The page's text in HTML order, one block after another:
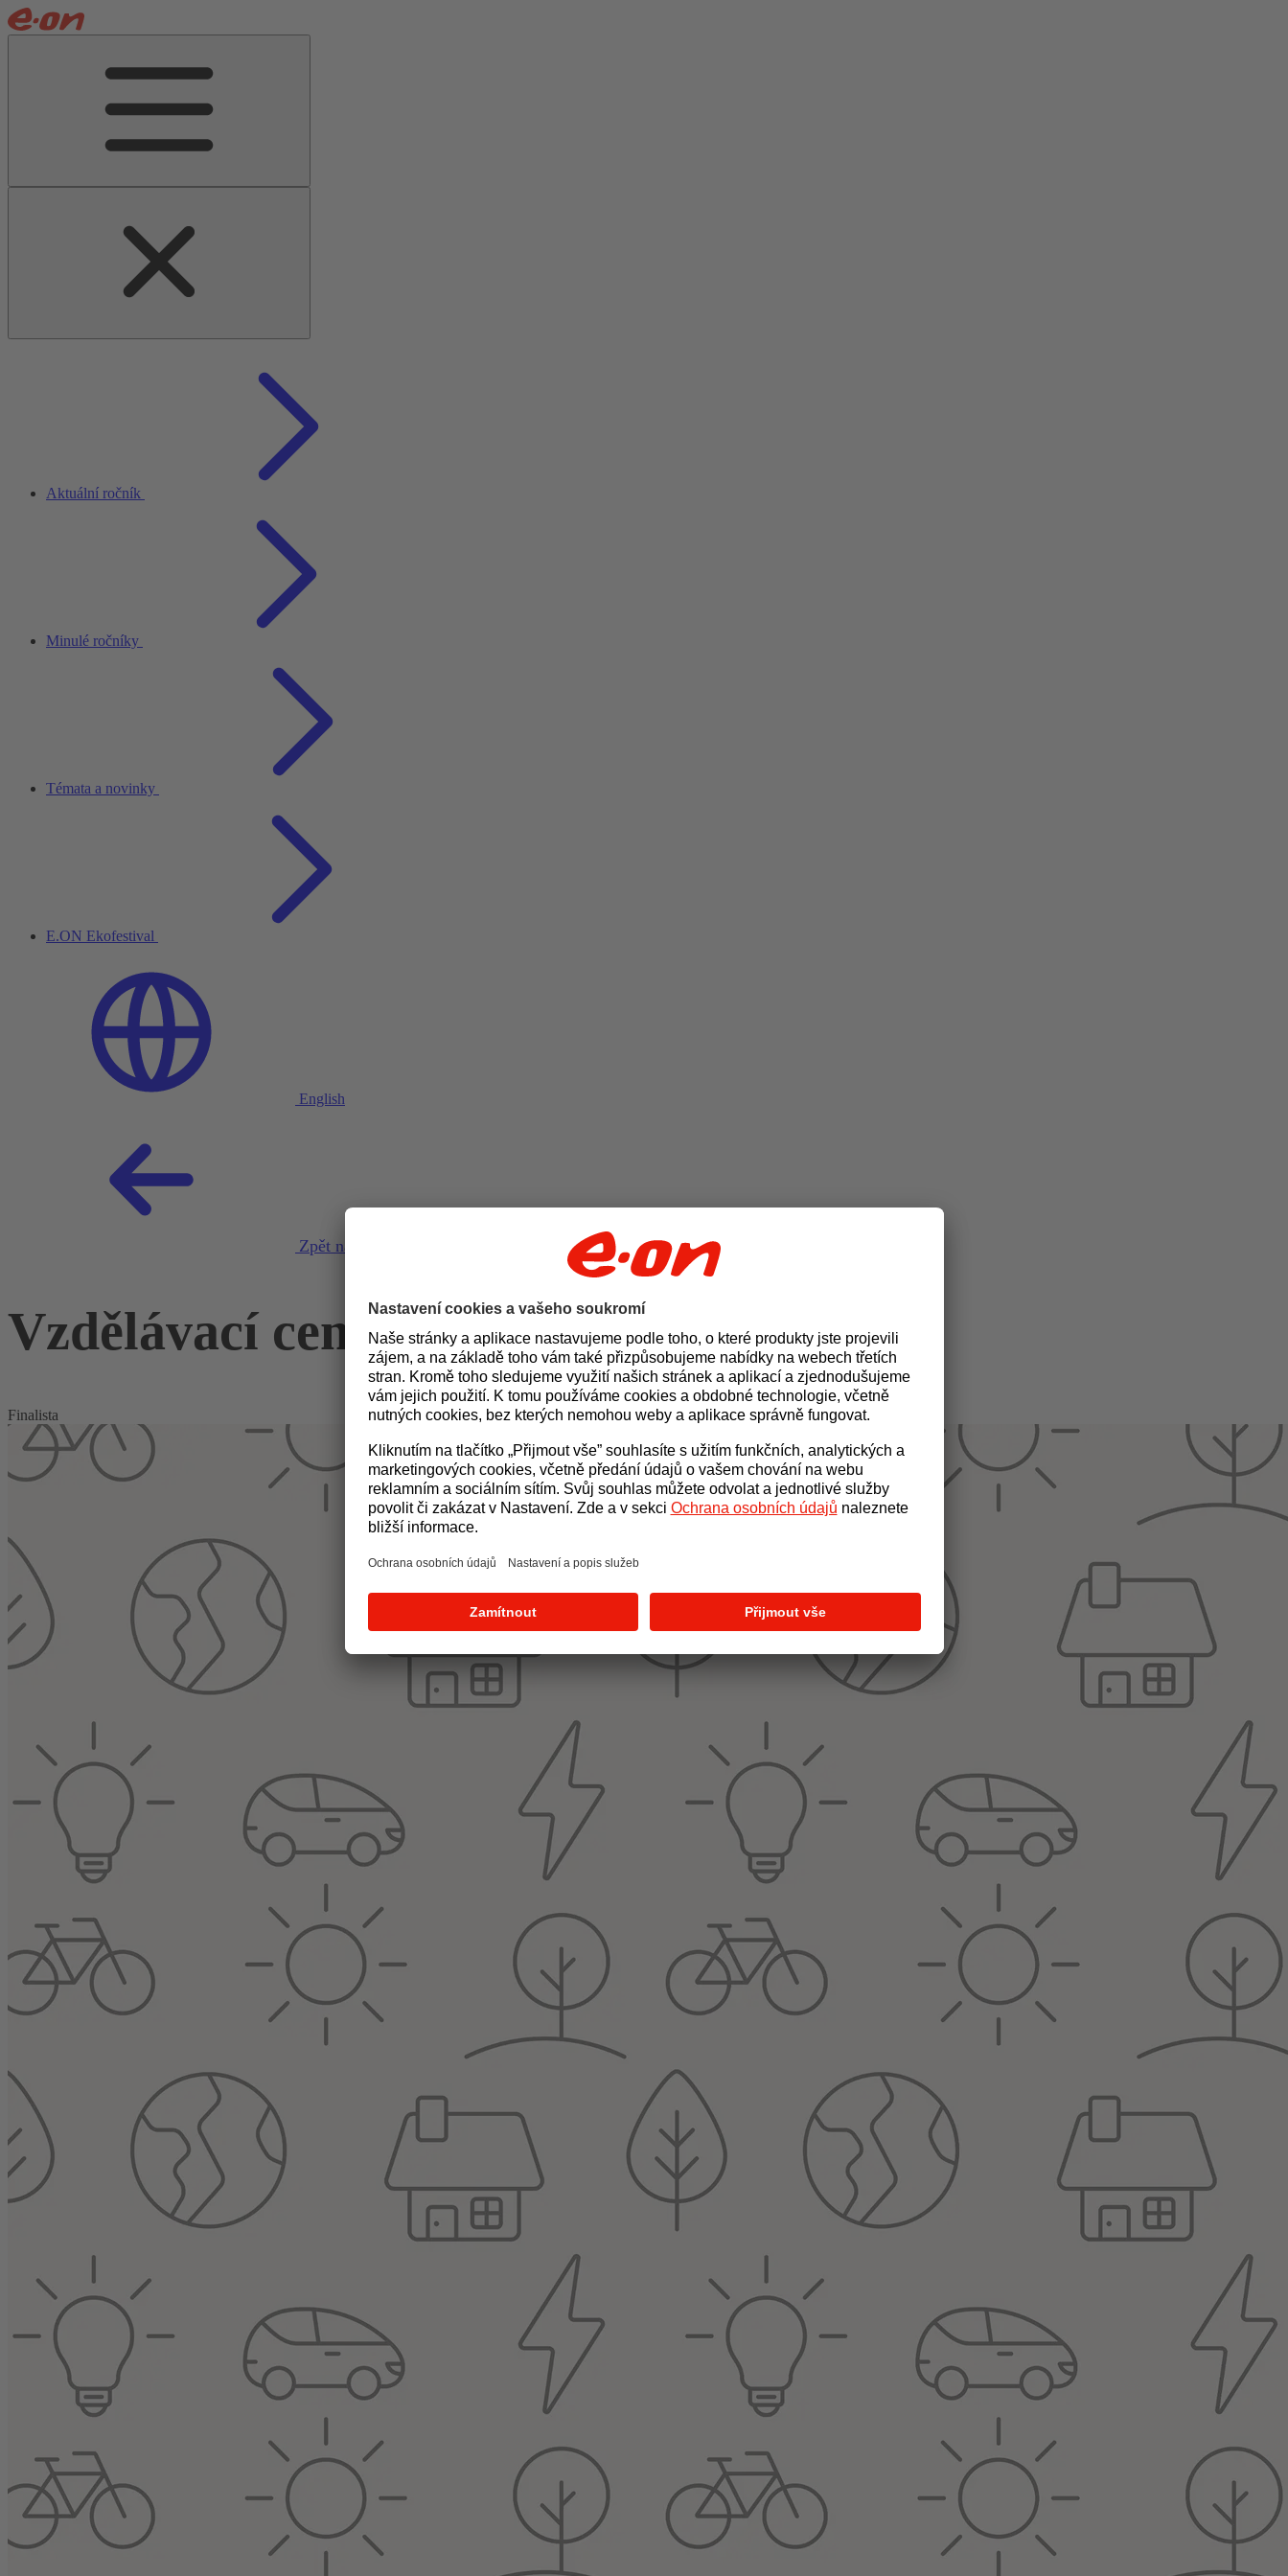
Aktuální ročník
Minulé ročníky
Témata a novinky
E.ON Ekofestival
English
Zpět na projekty
Vzdělávací centrum Otevřená zahrada
Finalista
Vzdělávací areál pro děti a širokou veřejnost nabízí v samém centru Brna dvanáct interaktivních
stanovišť, která přibližují fungování čtyř základních živlů.
Areál je součástí uceleného komplexu, kterému vévodí nejúspornější pasivní administrativní budova v ČR. Ta využívá nejen obnovitelné zdroje, ale také další moderní technologie (rekuperace, řízení osvitu,
dvojí rozvod vody a jiné). Kromě zmíněných stanovišť je možné v areálu využívat také další zázemí, jako jsou prostory pro přednášky a semináře.
Centrum Otevřená zahrada se nachází v Brně a jeho dvanáct interaktivních stanovišť je denně zpřístupněno veřejnosti. Jednotlivá stanoviště děti seznámí se čtyřmi základními živly (voda, slunce, půda, vzduch) a
mimo jiné jim vysvětlí, jakým způsobem je využívá člověk. Expozice je určena zejména žákům druhého stupně základních škol.
Soutěž Energy Globe
O soutěžiPartneři Často kladené otázky Pravidla soutěže
Ochrana osobních údajů